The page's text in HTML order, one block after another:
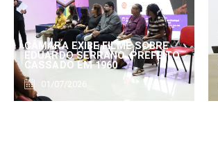
CÂMARA EXIBE FILME SOBRE
EDUARDO SERRANO, PREFEITO
CASSADO EM 1960
01/07/2026